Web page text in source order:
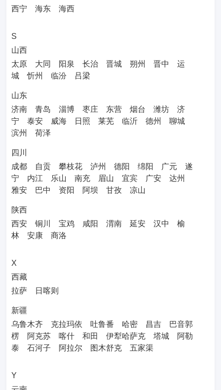
西宁
海东 海西
S
山西
太原
大同 阳泉 长治 晋城 朔州 晋中
运
城
忻州 临汾 吕梁
山东
济南
青岛 淄博 枣庄 东营 烟台 潍坊
济
宁
泰安 威海 日照 莱芜 临沂 德州
聊城
滨州
荷泽
四川
成都
自贡 攀枝花 泸州 德阳 绵阳 广元
遂
宁
内江 乐山 南充 眉山 宜宾 广安
达州
雅安
巴中 资阳 阿坝 甘孜 凉山
陕西
西安
铜川 宝鸡 咸阳 渭南 延安 汉中
榆
林
安康 商洛
X
西藏
拉萨
日喀则
新疆
乌鲁木齐
克拉玛依 吐鲁番 哈密 昌吉
巴音郭
楞
阿克苏 喀什 和田 伊犁哈萨克 塔城
阿勒
泰
石河子 阿拉尔 图木舒克 五家渠
Y